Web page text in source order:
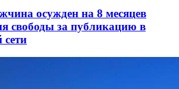
осужден на 8 месяцев
свободы за публикацию в
сети